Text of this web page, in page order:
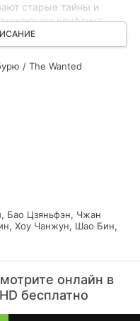
старые тайны и
конфликт
давлением.
растут с каждой
тайн. Проект
сложных
поворотов — тем,
и
серии в HD —
/ The Wanted
Бао Цзяньфэн, Чжан
Хоу Чанжун, Шао Бин,
онлайн в
бесплатно